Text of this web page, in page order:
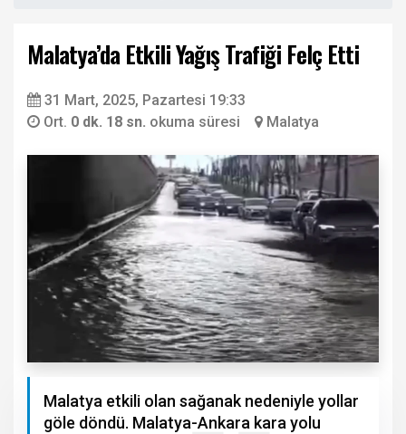
Malatya’da Etkili Yağış Trafiği Felç Etti
31 Mart, 2025, Pazartesi 19:33
Ort. 0 dk. 18 sn. okuma süresi Malatya
Malatya etkili olan sağanak nedeniyle yollar
göle döndü. Malatya-Ankara kara yolu